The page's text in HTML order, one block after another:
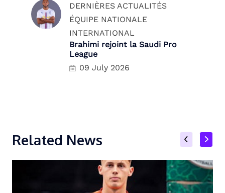
DERNIÈRES ACTUALITÉS
ÉQUIPE NATIONALE
INTERNATIONAL
Brahimi rejoint la Saudi Pro
League
09 July 2026
Related News